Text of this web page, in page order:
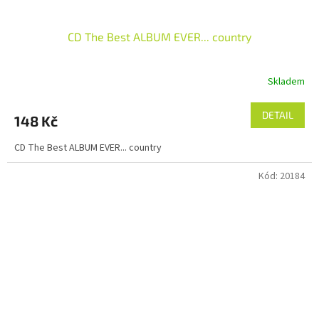
CD The Best ALBUM EVER... country
Skladem
148 Kč DETAIL
CD The Best ALBUM EVER... country
Kód: 20184